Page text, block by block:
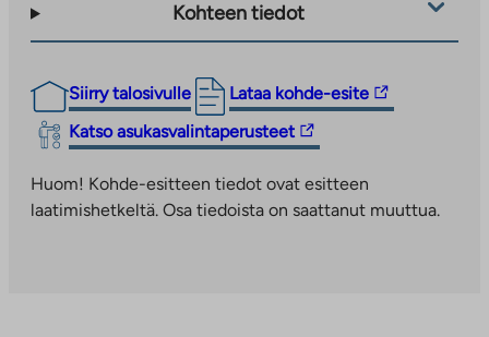
Kohteen tiedot
Siirry talosivulle Lataa kohde-esite
Linkki
vie
ulkopuoliseen
Linkki
aukeaa
Katso asukasvalintaperusteet
Linkki
vie
ulkopuoliseen
palveluun.
Huom! Kohde-esitteen tiedot ovat esitteen
laatimishetkeltä. Osa tiedoista on saattanut muuttua.